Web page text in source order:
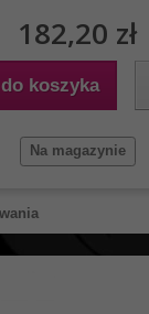
182,20 zł
koszyka
Na magazynie